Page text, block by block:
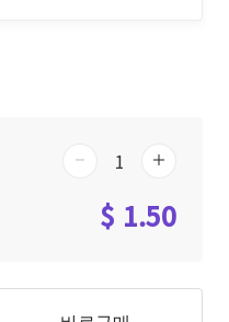
$ 1.50